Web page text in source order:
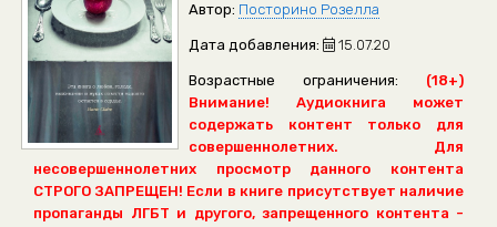
Автор: Посторино Розелла
Дата добавления: 15.07.20
Возрастные ограничения:
(18+)
Внимание! Аудиокнига может
содержать контент только для
совершеннолетних. Для
несовершеннолетних просмотр данного контента
СТРОГО ЗАПРЕЩЕН! Если в книге присутствует наличие
пропаганды ЛГБТ и другого, запрещенного контента -